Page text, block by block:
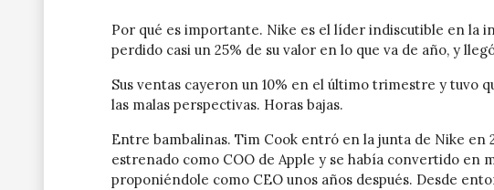
Por qué es importante. Nike es el líder indiscutible en la
perdido casi un 25% de su valor en lo que va de año, y
Sus ventas cayeron un 10% en el último trimestre y tuvo
las malas perspectivas. Horas bajas.
Entre bambalinas. Tim Cook entró en la junta de Nike en
estrenado como COO de Apple y se había convertido en
proponiéndole como CEO unos años después. Desde